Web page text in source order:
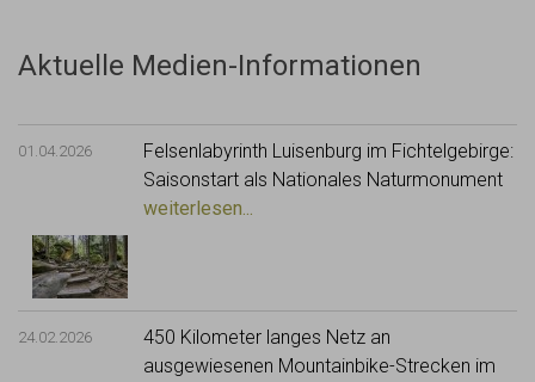
Aktuelle Medien-Informationen
01.04.2026
Felsenlabyrinth Luisenburg im Fichtelgebirge:
Saisonstart als Nationales Naturmonument
weiterlesen...
24.02.2026
450 Kilometer langes Netz an
ausgewiesenen Mountainbike-Strecken im